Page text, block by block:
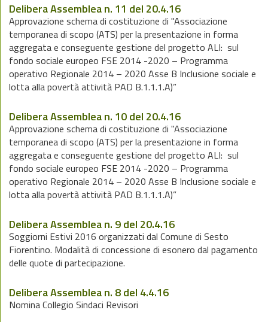
Delibera Assemblea n. 11 del 20.4.16
Approvazione schema di costituzione di "Associazione
temporanea di scopo (ATS) per la presentazione in forma
aggregata e conseguente gestione del progetto ALI: sul
fondo sociale europeo FSE 2014 -2020 – Programma
operativo Regionale 2014 – 2020 Asse B Inclusione sociale e
lotta alla povertà attività PAD B.1.1.1.A)”
Delibera Assemblea n. 10 del 20.4.16
Approvazione schema di costituzione di "Associazione
temporanea di scopo (ATS) per la presentazione in forma
aggregata e conseguente gestione del progetto ALI: sul
fondo sociale europeo FSE 2014 -2020 – Programma
operativo Regionale 2014 – 2020 Asse B Inclusione sociale e
lotta alla povertà attività PAD B.1.1.1.A)”
Delibera Assemblea n. 9 del 20.4.16
Soggiorni Estivi 2016 organizzati dal Comune di Sesto
Fiorentino. Modalità di concessione di esonero dal pagamento
delle quote di partecipazione.
Delibera Assemblea n. 8 del 4.4.16
Nomina Collegio Sindaci Revisori